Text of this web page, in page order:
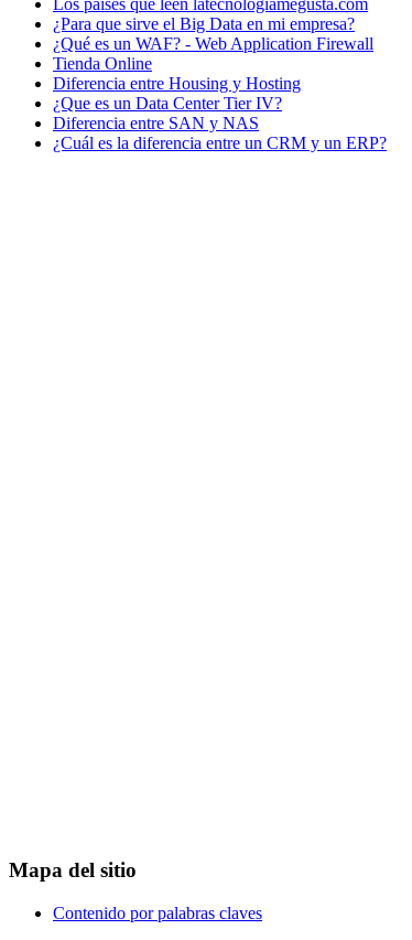
Los países que leen latecnologiamegusta.com
¿Para que sirve el Big Data en mi empresa?
¿Qué es un WAF? - Web Application Firewall
Tienda Online
Diferencia entre Housing y Hosting
¿Que es un Data Center Tier IV?
Diferencia entre SAN y NAS
¿Cuál es la diferencia entre un CRM y un ERP?
Mapa del sitio
Contenido por palabras claves